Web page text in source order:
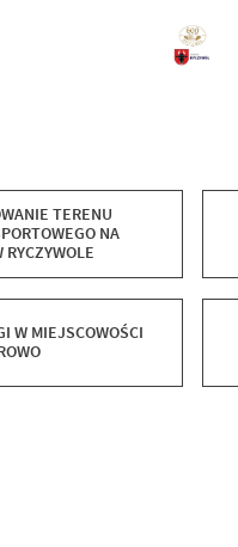
TERENU
NA
W MIEJSCOWOŚCI